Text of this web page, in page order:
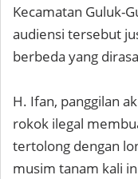
Kecamatan Guluk-
audiensi tersebut
berbeda yang
H. Ifan, panggilan
rokok ilegal
tertolong dengan
musim tanam kali